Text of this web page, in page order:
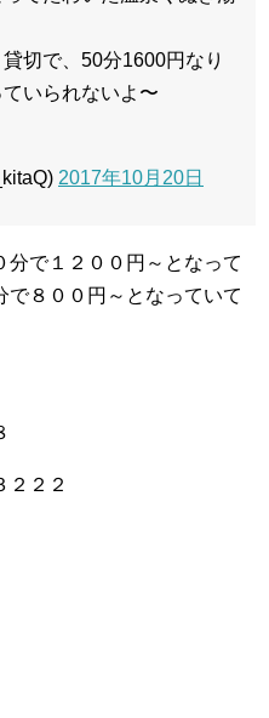
切で、50分1600円なり
いられないよ〜
2017年10月20日
で１２００円～となって
で８００円～となっていて
２２